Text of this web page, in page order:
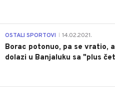
OSTALI SPORTOVI 14.02.2021.
Borac potonuo, pa se vratio,
dolazi u Banjaluku sa "plus